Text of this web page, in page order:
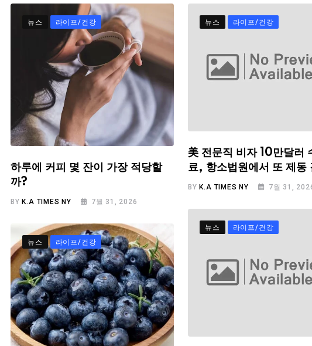
뉴스 라이프/건강
하루에 커피 몇 잔이 가장 적당할
까?
BY K.A TIMES NY 7월 31, 2026
뉴스 라이프/건강
美 전문직 비자 10만달러
료, 항소법원에서 또 제동
BYK.A TIMES NY 7월 31,
뉴스 라이프/건강
뉴스 라이프/건강